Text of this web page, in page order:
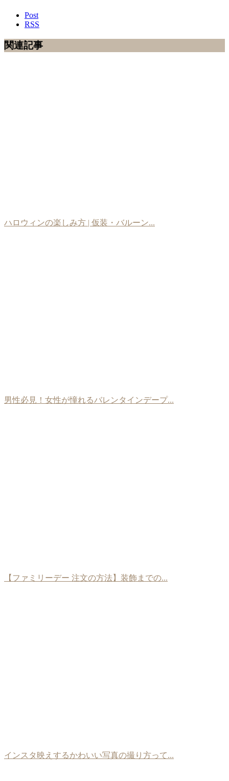
Post
RSS
関連記事
ハロウィンの楽しみ方 | 仮装・バルーン...
男性必見！女性が憧れるバレンタインデープ...
【ファミリーデー 注文の方法】装飾までの...
インスタ映えするかわいい写真の撮り方って...